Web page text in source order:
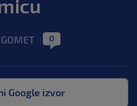
0
Google izvor